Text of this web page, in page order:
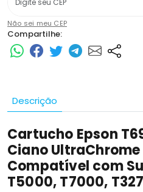
Não sei meu CEP
Compartilhe:
Descrição
Cartucho Epson
Ciano
Compatível com
T5000, T7000,